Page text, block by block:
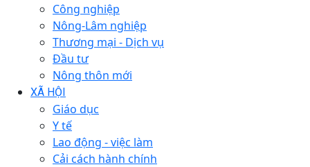
Công nghiệp
Nông-Lâm nghiệp
Thương mại - Dịch vụ
Đầu tư
Nông thôn mới
XÃ HỘI
Giáo dục
Y tế
Lao động - việc làm
Cải cách hành chính